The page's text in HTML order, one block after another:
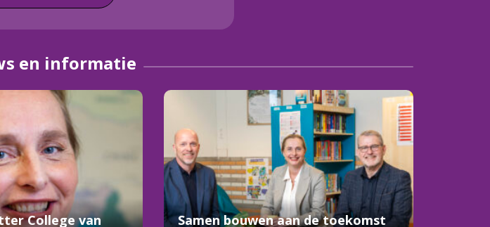
en informatie
College van
Samen bouwen aan de toekomst